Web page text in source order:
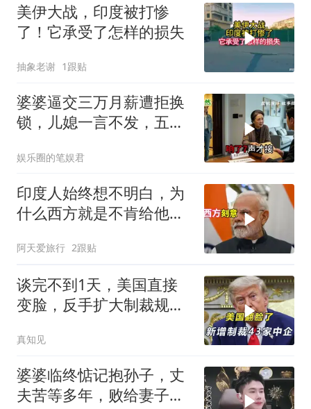
美伊大战，印度被打惨
了！它承受了怎样的损失
抽象老谢 1跟贴
婆婆逼交三万月薪遭拒换
锁，儿媳一言不发，五天
娱乐圈的笔娱君
印度人始终想不明白，为
什么西方就是不肯给他们
阿天爱旅行 2跟贴
谈完不到1天，美国直接
变脸，反手扩大制裁规
真知见
婆婆临终惦记抱孙子，丈
夫苦等多年，败给妻子的